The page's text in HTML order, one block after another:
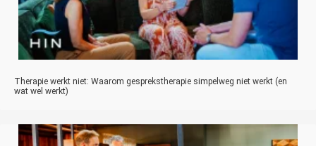
Therapie werkt niet: Waarom gesprekstherapie simpelweg niet werkt (en
wat wel werkt)